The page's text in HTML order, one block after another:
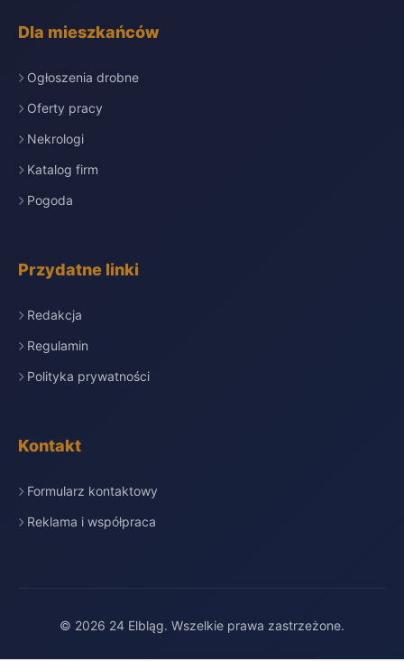
Dla mieszkańców
Ogłoszenia drobne
Oferty pracy
Nekrologi
Katalog firm
Pogoda
Przydatne linki
Redakcja
Regulamin
Polityka prywatności
Kontakt
Formularz kontaktowy
Reklama i współpraca
© 2026 24 Elbląg. Wszelkie prawa zastrzeżone.